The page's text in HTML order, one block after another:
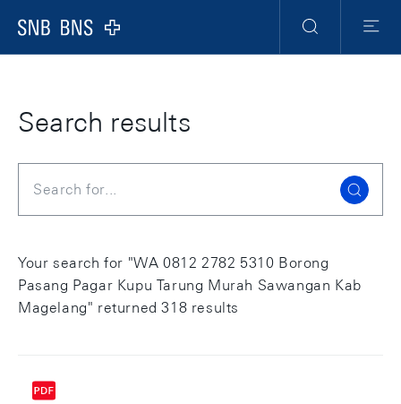
Logo
Search
Menu
Search results
Search
Your search for "WA 0812 2782 5310 Borong
Pasang Pagar Kupu Tarung Murah Sawangan Kab
Magelang" returned 318 results